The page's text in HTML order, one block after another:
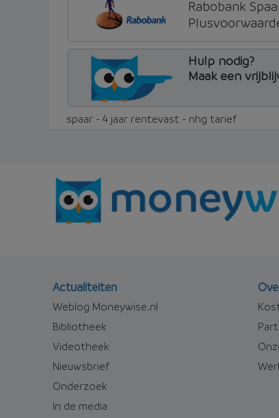
Rabobank
Hulp nodig?
Maak een
spaar - 4 jaar rentevast - nhg tarief
Actualiteiten
Weblog Moneywise.nl
Bibliotheek
Videotheek
Nieuwsbrief
Onderzoek
In de media